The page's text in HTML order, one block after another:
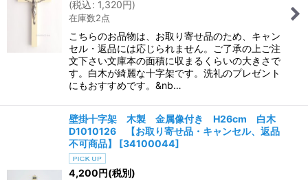
(税込: 1,320円)
在庫数2点
こちらのお品物は、お取り寄せ品のため、キャン
セル・返品には応じられません。ご了承の上ご注
文下さい文庫本の面積に収まるくらいの大きさで
す。白木が綺麗な十字架です。洗礼のプレゼント
にもおすすめです。&nb…
壁掛十字架 木製 金属像付き H26cm 白木
D1010126 【お取り寄せ品・キャンセル、返品
不可商品】
[34100044]
4,200円(税別)